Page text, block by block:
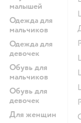
малышей
Одежда для
мальчиков
Одежда для
девочек
Обувь для
мальчиков
Обувь для
девочек
Для женщин